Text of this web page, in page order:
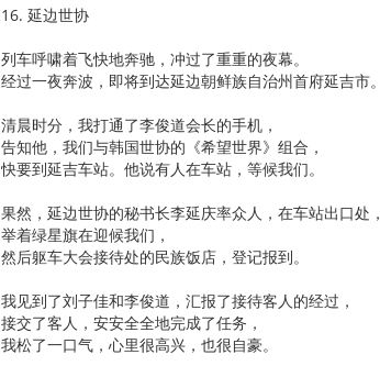
16. 延边世协
列车呼啸着飞快地奔驰，冲过了重重的夜幕。
经过一夜奔波，即将到达延边朝鲜族自治州首府延吉市。
清晨时分，我打通了李俊道会长的手机，
告知他，我们与韩国世协的《希望世界》组合，
快要到延吉车站。他说有人在车站，等候我们。
果然，延边世协的秘书长李延庆率众人，在车站出口处，
举着绿星旗在迎候我们，
然后躯车大会接待处的民族饭店，登记报到。
我见到了刘子佳和李俊道，汇报了接待客人的经过，
接交了客人，安安全全地完成了任务，
我松了一口气，心里很高兴，也很自豪。